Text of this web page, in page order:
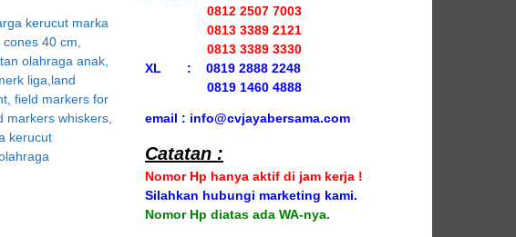
0812 2507 7003
0813 3389 2121
0813 3389 3330
XL : 0819 2888 2248
0819 1460 4888
email : info@cvjayabersama.com
Catatan :
Nomor Hp hanya aktif di jam kerja !
Silahkan hubungi marketing kami.
Nomor Hp diatas ada WA-nya.